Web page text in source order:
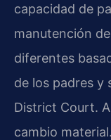
capacidad de
manutención
diferentes
de los padres y
District Court.
cambio material.